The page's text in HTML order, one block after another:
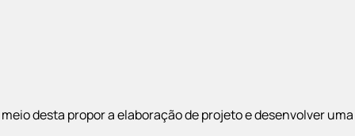
meio desta propor a elaboração de projeto e desenvolver uma